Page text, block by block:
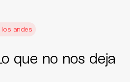
los andes
que no nos deja